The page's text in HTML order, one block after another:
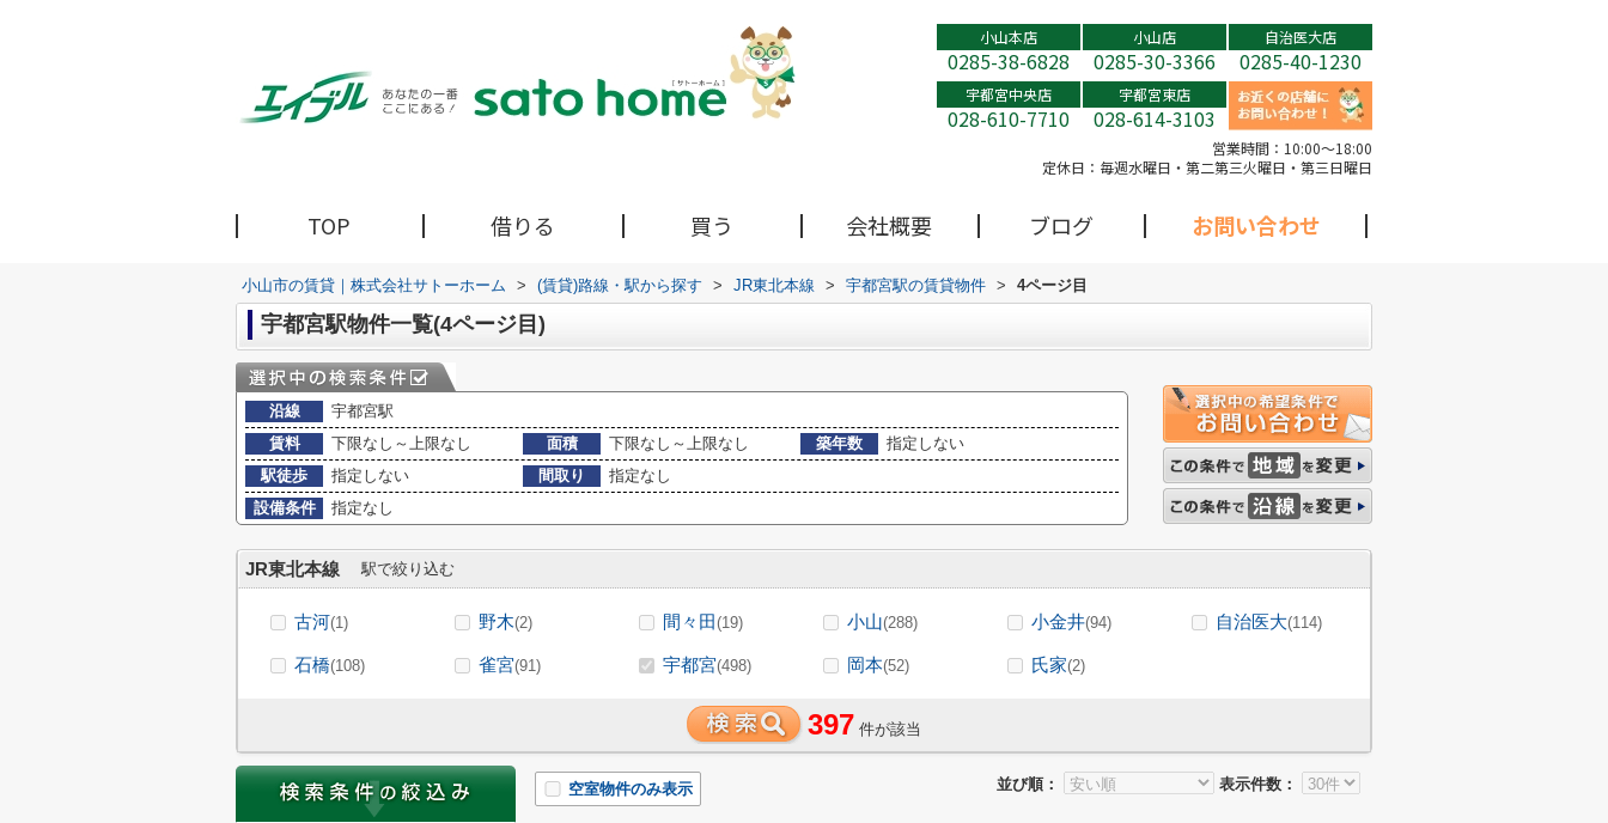
小山本店
0285-38-6828
小山店
0285-30-3366
自治医大店
0285-40-1230
宇都宮中央店
028-610-7710
宇都宮東店
028-614-3103
営業時間： 10:00～18:00
定休日： 毎週水曜日・第二第三火曜日・第三日曜日
TOP 借りる 買う 会社概要 ブログ お問い合わせ
小山市の賃貸｜株式会社サトーホーム > (賃貸)路線・駅から探す > JR東北本線 > 宇都宮駅の賃貸物件 > 4ページ目
宇都宮駅物件一覧(4ページ目)
沿線
宇都宮駅
賃料
下限なし～上限なし 面積 下限なし～上限なし 築年数
指定しない
駅徒歩
指定しない 間取り
指定なし
設備条件
指定なし
JR東北本線 駅で絞り込む
古河(1) 野木(2) 間々田(19) 小山(288) 小金井(94) 自治医大(114)
石橋(108) 雀宮(91) 宇都宮(498) 岡本(52) 氏家(2)
397 件が該当
並び順： 表示件数：
空室物件のみ表示